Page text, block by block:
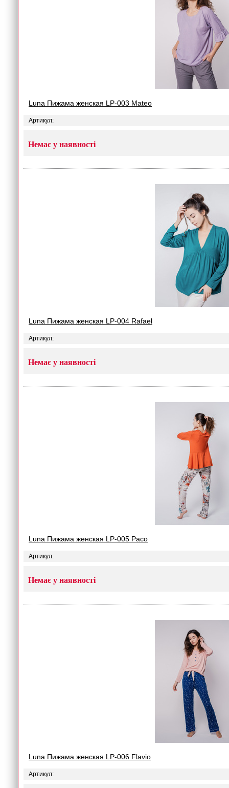
Luna Пижама женская LP-003 Mateo
Артикул:
Немає у наявності
Luna Пижама женская LP-004 Rafael
Артикул:
Немає у наявності
Luna Пижама женская LP-005 Paco
Артикул:
Немає у наявності
Luna Пижама женская LP-006 Flavio
Артикул: